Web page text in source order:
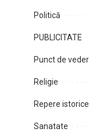
Politică
PUBLICITATE
Punct de
Religie
Repere istorice
Sanatate